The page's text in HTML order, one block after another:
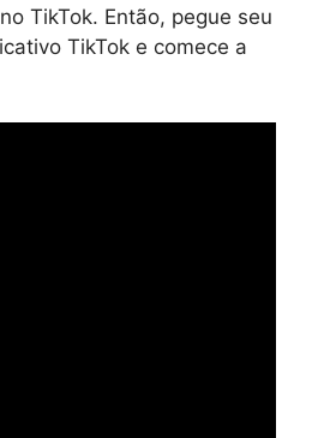
TikTok. Então, pegue seu
TikTok e comece a